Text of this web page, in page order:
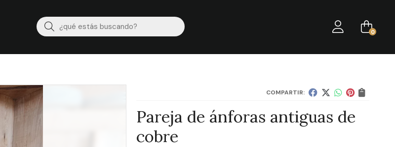
Buscar 0
COMPARTIR:
Pareja de ánforas antiguas de
cobre